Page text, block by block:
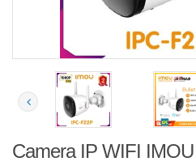
Camera IP WIFI